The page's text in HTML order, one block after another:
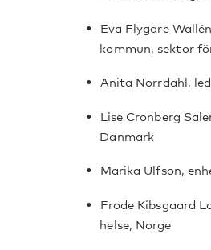
Eva Flygare
kommun, sektor
Anita Norrdahl,
Lise Cronberg
Danmark
Marika Ulfson,
Frode Kibsgaard
helse, Norge